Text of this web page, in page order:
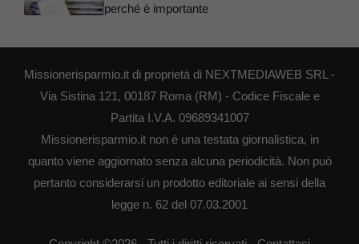
perché è importante
Missionerisparmio.it di proprietà di NEXTMEDIAWEB SRL -
Via Sistina 121, 00187 Roma (RM) - Codice Fiscale e
Partita I.V.A. 09689341007
Missionerisparmio.it non è una testata giornalistica, in
quanto viene aggiornato senza alcuna periodicità. Non può
pertanto considerarsi un prodotto editoriale ai sensi della
legge n. 62 del 07.03.2001